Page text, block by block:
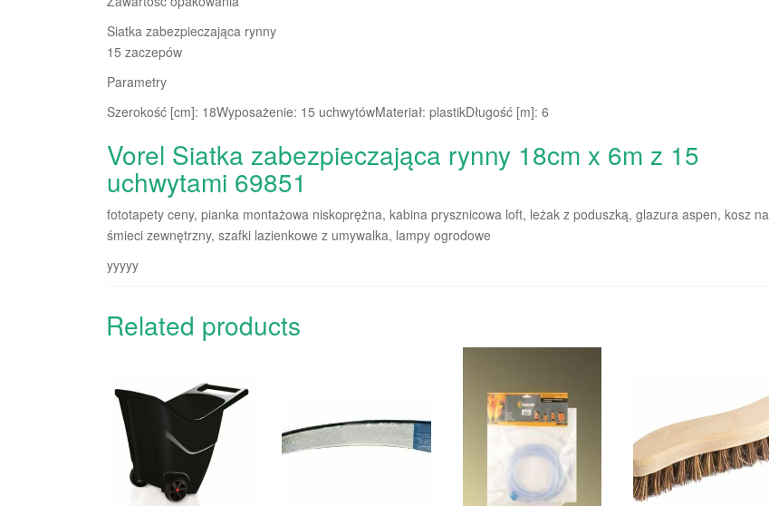
Siatka zabezpieczająca rynny
15 zaczepów
Parametry
Szerokość [cm]: 18Wyposażenie: 15 uchwytówMateriał: plastikDługość [m]: 6
Vorel Siatka zabezpieczająca rynny 18cm x 6m z 15
uchwytami 69851
fototapety ceny, pianka montażowa niskoprężna, kabina prysznicowa loft, leżak z poduszką, glazura aspen, kosz na
śmieci zewnętrzny, szafki lazienkowe z umywalka, lampy ogrodowe
yyyyy
Related products